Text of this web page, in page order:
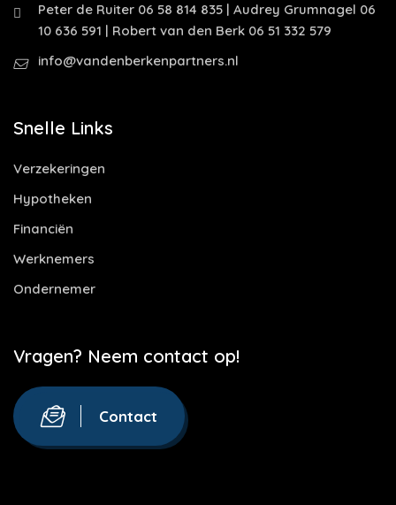
Peter de Ruiter 06 58 814 835 | Audrey Grumnagel 06
10 636 591 | Robert van den Berk 06 51 332 579
info@vandenberkenpartners.nl
Snelle Links
Verzekeringen
Hypotheken
Financiën
Werknemers
Ondernemer
Vragen? Neem contact op!
Contact